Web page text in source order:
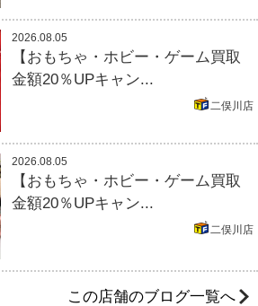
2026.08.05
【おもちゃ・ホビー・ゲーム買取
金額20％UPキャン...
二俣川店
2026.08.05
【おもちゃ・ホビー・ゲーム買取
金額20％UPキャン...
二俣川店
この店舗のブログ一覧へ